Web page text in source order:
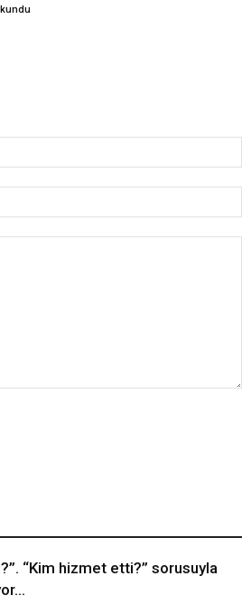
“Kim hizmet etti?” sorusuyla